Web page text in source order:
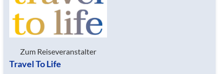
Zum Reiseveranstalter
Travel To Life